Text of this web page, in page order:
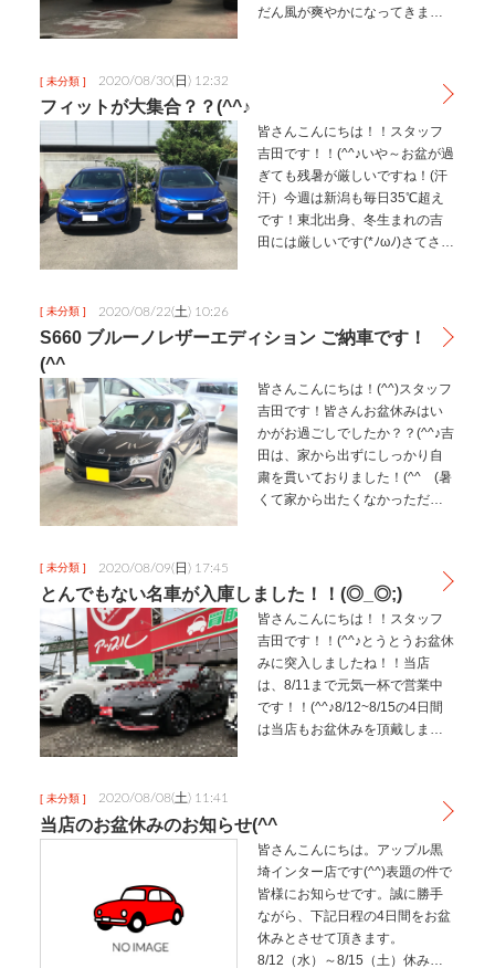
だん風が爽やかになってきまし
[ 未分類 ] 2020/08/30(日) 12:32
フィットが大集合？？(^^♪
皆さんこんにちは！！スタッフ
吉田です！！(^^♪いや～お盆が過
ぎても残暑が厳しいですね！(汗
汗）今週は新潟も毎日35℃超え
です！東北出身、冬生まれの吉
田には厳しいです(*ﾉωﾉ)さてさて
に乗れるのは普通の事で…
[ 未分類 ] 2020/08/22(土) 10:26
S660 ブルーノレザーエディション ご納車です！
(^^ゞ
皆さんこんにちは！(^^)スタッフ
吉田です！皆さんお盆休みはい
かがお過ごしでしたか？？(^^♪吉
田は、家から出ずにしっかり自
粛を貫いておりました！(^^ゞ(暑
くて家から出たくなかっただけ
S660ブルーノレ…
[ 未分類 ] 2020/08/09(日) 17:45
とんでもない名車が入庫しました！！(◎_◎;)
皆さんこんにちは！！スタッフ
吉田です！！(^^♪とうとうお盆休
みに突入しましたね！！当店
は、8/11まで元気一杯で営業中
です！！(^^♪8/12~8/15の4日間
は当店もお盆休みを頂戴します
たので…
[ 未分類 ] 2020/08/08(土) 11:41
当店のお盆休みのお知らせ(^^ゞ
皆さんこんにちは。アップル黒
埼インター店です(^^)表題の件で
皆様にお知らせです。誠に勝手
ながら、下記日程の4日間をお盆
休みとさせて頂きます。
8/12（水）～8/15（土）休み明